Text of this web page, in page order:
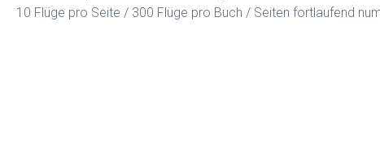
10 Flüge pro Seite / 300 Flüge pro Buch / Seiten fortlaufend